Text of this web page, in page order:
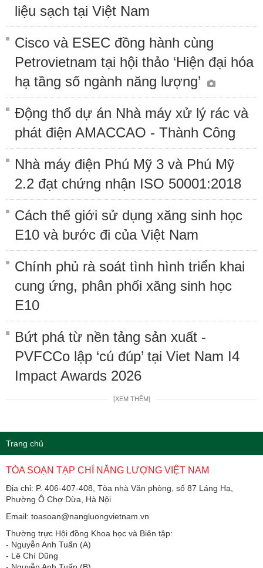
liệu sạch tại Việt Nam
Cisco và ESEC đồng hành cùng
Petrovietnam tại hội thảo ‘Hiện đại hóa
hạ tầng số ngành năng lượng’
Động thổ dự án Nhà máy xử lý rác và
phát điện AMACCAO - Thành Công
Nhà máy điện Phú Mỹ 3 và Phú Mỹ
2.2 đạt chứng nhận ISO 50001:2018
Cách thế giới sử dụng xăng sinh học
E10 và bước đi của Việt Nam
Chính phủ rà soát tình hình triển khai
cung ứng, phân phối xăng sinh học
E10
Bứt phá từ nền tảng sản xuất -
PVFCCo lập ‘cú đúp’ tại Viet Nam I4
Impact Awards 2026
[XEM THÊM]
Trang chủ
TÒA SOẠN TẠP CHÍ NĂNG LƯỢNG VIỆT NAM
Địa chỉ: P. 406-407-408, Tòa nhà Văn phòng, số 87 Láng Hạ,
Phường Ô Chợ Dừa, Hà Nội
Email: toasoan@nangluongvietnam.vn
Thường trực Hội đồng Khoa học và Biên tập:
​​​​​​- Nguyễn Anh Tuấn (A)
- Lê Chí Dũng